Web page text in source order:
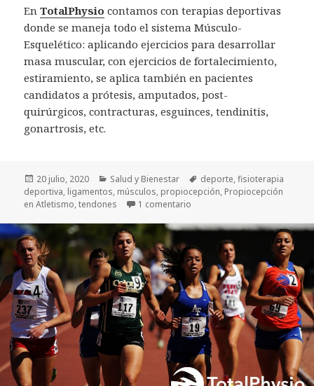
EnTotalPhysio contamos con terapias deportivas
donde se maneja todo el sistema Músculo-
Esquelético: aplicando ejercicios para desarrollar
masa muscular, con ejercicios de fortalecimiento,
estiramiento, se aplica también en pacientes
candidatos a prótesis, amputados, post-
quirúrgicos, contracturas, esguinces, tendinitis,
gonartrosis, etc.
Publicado
el
20 julio, 2020 Categorías
Salud y Bienestar Etiquetas
deporte,fisioterapia
deportiva, ligamentos, músculos, propiocepción, Propiocepción
en Atletismo,tendones 1 comentario